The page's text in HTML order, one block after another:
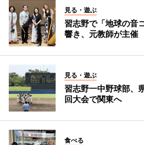
見る・遊ぶ
習志野で「地球の音
響き、元教師が主催
見る・遊ぶ
習志野一中野球部
回大会で関東へ
食べる